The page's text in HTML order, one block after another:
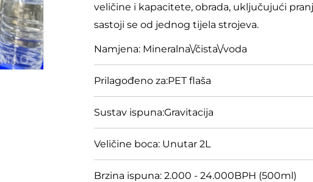
veličine i kapacitete, obrada, uključujući
sastoji se od jednog tijela strojeva.
Namjena: Mineralna\/čista\/voda
Prilagođeno za:PET flaša
Sustav ispuna:Gravitacija
Veličine boca: Unutar 2L
Brzina ispuna: 2.000 - 24.000BPH (500ml)